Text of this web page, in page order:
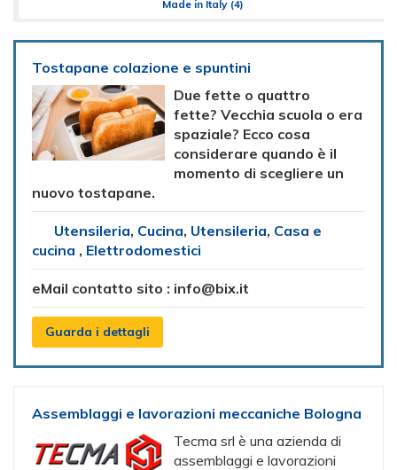
Made in Italy (4)
Tostapane colazione e spuntini
Due fette o quattro
fette? Vecchia scuola o era
spaziale? Ecco cosa
considerare quando è il
momento di scegliere un
nuovo tostapane.
Utensileria, Cucina, Utensileria, Casa e
cucina , Elettrodomestici
eMail contatto sito : info@bix.it
Guarda i dettagli
Assemblaggi e lavorazioni meccaniche Bologna
Tecma srl è una azienda di
assemblaggi e lavorazioni